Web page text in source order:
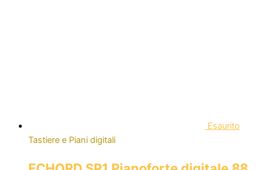
Esaurito
Tastiere e Piani digitali